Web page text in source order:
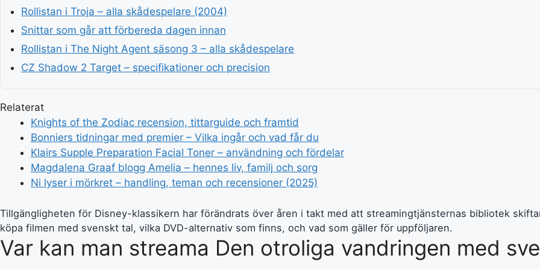
Rollistan i Troja – alla skådespelare (2004)
Snittar som går att förbereda dagen innan
Rollistan i The Night Agent säsong 3 – alla skådespelare
CZ Shadow 2 Target – specifikationer och precision
Relaterat
Knights of the Zodiac recension, tittarguide och framtid
Bonniers tidningar med premier – Vilka ingår och vad får du
Klairs Supple Preparation Facial Toner – användning och fördelar
Magdalena Graaf blogg Amelia – hennes liv, familj och sorg
Ni lyser i mörkret – handling, teman och recensioner (2025)
Tillgängligheten för Disney-klassikern har förändrats över åren i takt med att streamingtjänsternas bibliotek
köpa filmen med svenskt tal, vilka DVD-alternativ som finns, och vad som gäller för uppföljaren.
Var kan man streama Den otroliga vandringen med